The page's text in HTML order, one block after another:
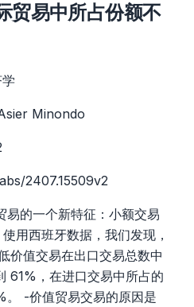
贸易中所占份额不
Minondo
2407.15509v2
易的一个新特征：小额交易
用西班牙数据，我们发现，
价值交易在出口交易总数中
61%，在进口交易中所占的
-价值贸易交易的原因是